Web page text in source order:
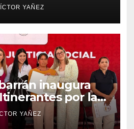
por presunto
YAÑEZ
inaugura
por la
en Donato
YAÑEZ